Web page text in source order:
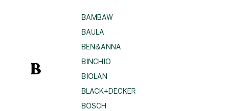
VánoceB
BAMBAW
BAULA
BEN&ANNA
BINCHIO
BIOLAN
BLACK+DECKER
BOSCH